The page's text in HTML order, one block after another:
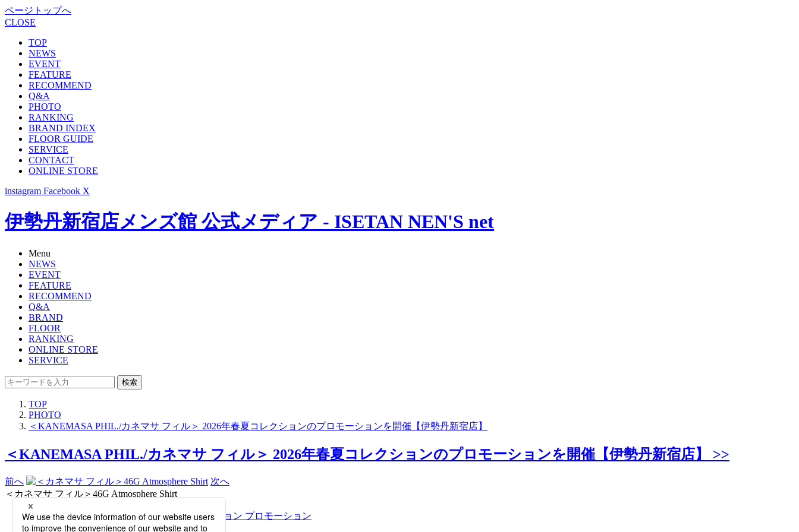
ページトップへ
CLOSE
TOP
NEWS
EVENT
FEATURE
RECOMMEND
Q&A
PHOTO
RANKING
BRAND INDEX
FLOOR GUIDE
SERVICE
CONTACT
ONLINE STORE
instagram Facebook X
伊勢丹新宿店メンズ館 公式メディア - ISETAN NEN'S net
Menu
NEWS
EVENT
FEATURE
RECOMMEND
Q&A
BRAND
FLOOR
RANKING
ONLINE STORE
SERVICE
検索
TOP
PHOTO
＜KANEMASA PHIL./カネマサ フィル＞ 2026年春夏コレクションのプロモーションを開催【伊勢丹新宿店】
＜KANEMASA PHIL./カネマサ フィル＞ 2026年春夏コレクションのプロモーションを開催【伊勢丹新宿店】 >>
前へ
次へ
＜カネマサ フィル＞46G Atmosphere Shirt